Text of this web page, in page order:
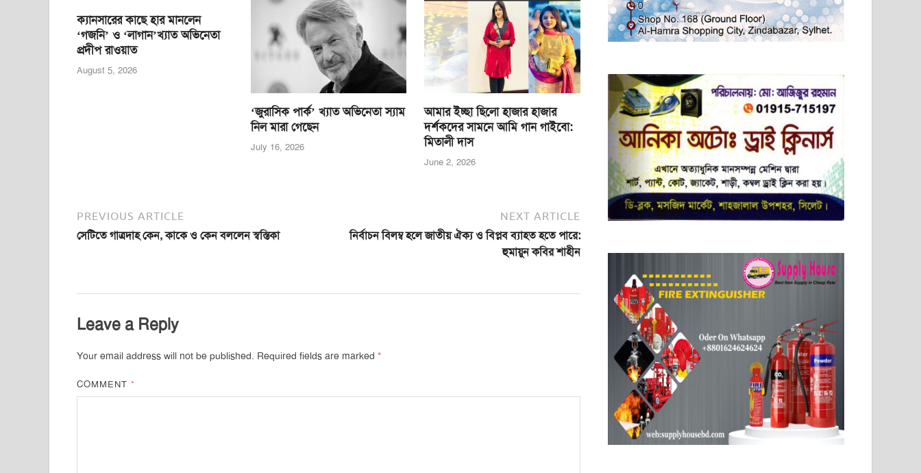
o
o
k
p
p er
ক্যানসারের কাছে হার মানলেন
‘গজনি’ ও ‘লাগান’খ্যাত অভিনেতা
প্রদীপ রাওয়াত
August 5, 2026
‘জুরাসিক পার্ক’ খ্যাত অভিনেতা স্যাম
নিল মারা গেছেন
July 16, 2026
আমার ইচ্ছা ছিলো হাজার হাজার
দর্শকদের সামনে আমি গান গাইবো:
মিতালী দাস
June 2, 2026
PREVIOUS ARTICLE
সেটিতে গাত্রদাহ কেন, কাকে ও কেন বললেন স্বস্তিকা
NEXT ARTICLE
নির্বাচন বিলম্ব হলে জাতীয় ঐক্য ও বিপ্লব ব্যাহত হতে পারে:
হুমায়ুন কবির শাহীন
Leave a Reply
Your email address will not be published. Required fields are marked *
COMMENT*